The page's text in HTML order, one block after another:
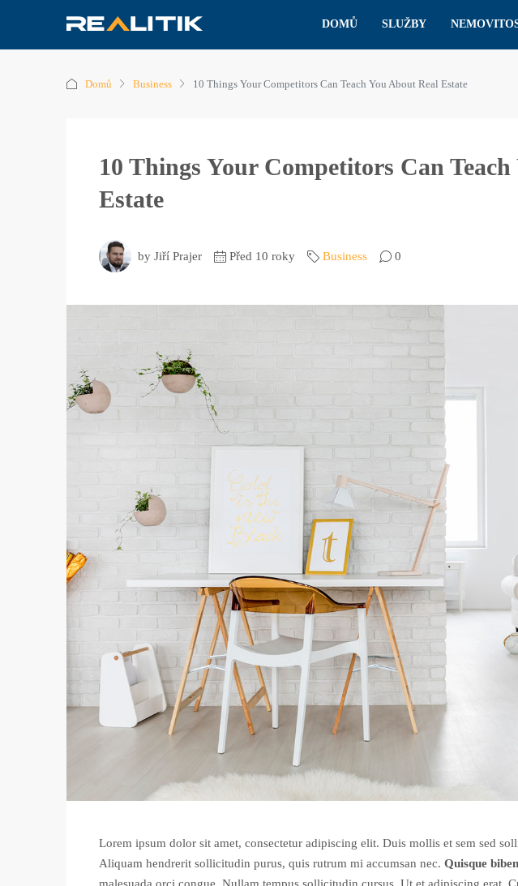
DOMŮ SLUŽBY
Domů Business 10 Things Your Competitors Can Teach You About Real Estate
10 Things Your Competitors Can
Estate
by Jiří Prajer Před 10 roky Business 0
Lorem ipsum dolor sit amet, consectetur adipiscing elit. Duis mollis et sem sed
Aliquam hendrerit sollicitudin purus, quis rutrum mi accumsan nec. Quisque